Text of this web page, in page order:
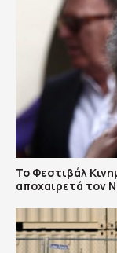
Το Φεστιβάλ
αποχαιρετά τον